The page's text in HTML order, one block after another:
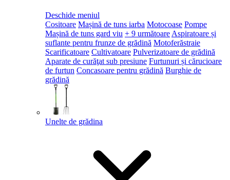
Deschide meniul
Cositoare Mașină de tuns iarba Motocoase Pompe
Mașină de tuns gard viu + 9 următoare Aspiratoare și
suflante pentru frunze de grădină Motoferăstraie
Scarificatoare Cultivatoare Pulverizatoare de grădină
Aparate de curăţat sub presiune Furtunuri și cărucioare
de furtun Concasoare pentru grădină Burghie de
grădină
Unelte de grădina